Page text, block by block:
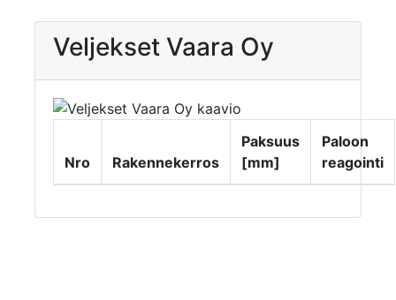
Veljekset Vaara Oy
Nro Rakennekerros
Paksuus
[mm]
Paloon
reagointi